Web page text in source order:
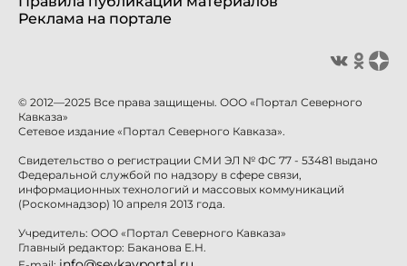
Реклама на портале
© 2012—2025 Все права защищены. ООО «Портал Северного
Кавказа»
Сетевое издание «Портал Северного Кавказа».
Свидетельство о регистрации СМИ ЭЛ № ФС 77 - 53481 выдано
Федеральной службой по надзору в сфере связи,
информационных технологий и массовых коммуникаций
(Роскомнадзор) 10 апреля 2013 года.
Учредитель: ООО «Портал Северного Кавказа»
Главный редактор: Баканова Е.Н.